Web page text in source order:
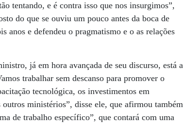
tentando, e é contra isso que nos insurgimos”,
do que se ouviu um pouco antes da boca de
anos e defendeu o pragmatismo e o as relações
já em hora avançada de seu discurso, está a
trabalhar sem descanso para promover o
tecnológica, os investimentos em
ministérios”, disse ele, que afirmou também
de trabalho específico”, que contará com uma